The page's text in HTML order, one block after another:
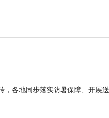
，各地同步落实防暑保障、开展